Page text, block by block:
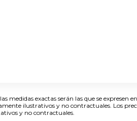
medidas exactas serán las que se expresen
ilustrativos y no contractuales. Los
y no contractuales.